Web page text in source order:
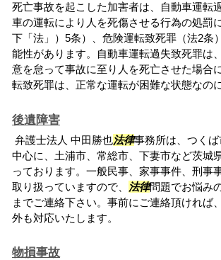
死亡事故を起こした加害者は、自動車運転
車の運転により人を死傷させる行為の処罰
下「法」）5条）、危険運転致死罪（法2条
能性があります。自動車運転過失致死罪は
意を怠って事故に至り人を死亡させた場合
転致死罪は、正常な運転が困難な状態なの
後遺障害
弁護士法人 中田勝也法律事務所は、つく
中心に、土浦市、常総市、下妻市など茨城
っております。一般民事、家事事件、刑事
取り扱っていますので、
法律問題でお悩み
までご連絡下さい。事前にご連絡頂ければ
外も対応いたします。
物損事故